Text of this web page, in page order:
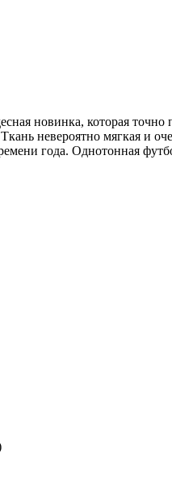
новинка, которая
невероятно мягкая и
года. Однотонная